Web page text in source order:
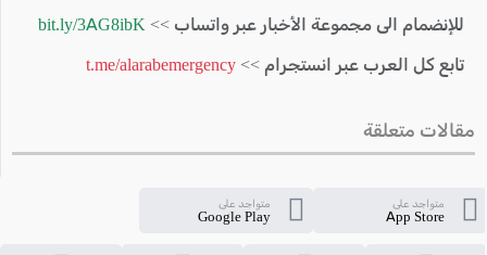
للإنضمام الى مجموعة الأخبار عبر واتساب >> bit.ly/3AG8ibK
تابع كل العرب عبر انستجرام >> t.me/alarabemergency
مقالات متعلقة
متواجد على
App Store
متواجد على
Google Play